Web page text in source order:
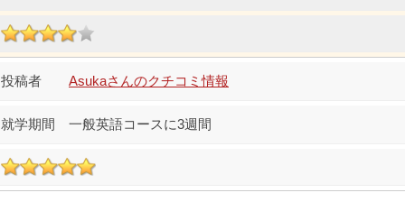
Asukaさんのクチコミ情報
一般英語コースに3週間